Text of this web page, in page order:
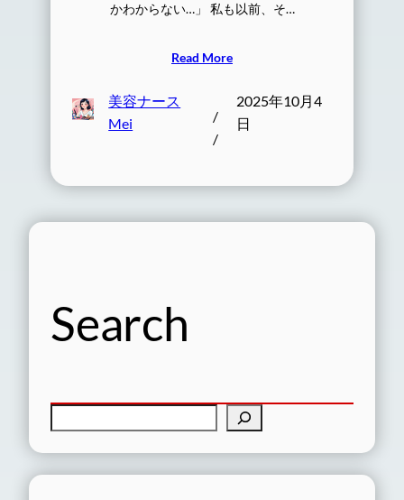
かわからない…」 私も以前、そ…
Read More
美容ナース
Mei
/
/
2025年10月4
日
Search
索